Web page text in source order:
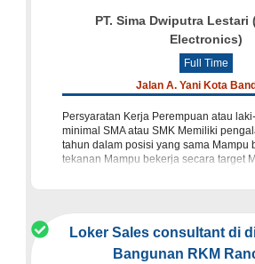
PT. Sima Dwiputra Lestari
Electronics)
Full Time
Jalan A. Yani Kota
Persyaratan Kerja Perempuan atau
minimal SMA atau SMK Memiliki
tahun dalam posisi yang sama Mampu
tekanan Mampu bekerja secara target
Loker Sales consultant di
Bangunan RKM